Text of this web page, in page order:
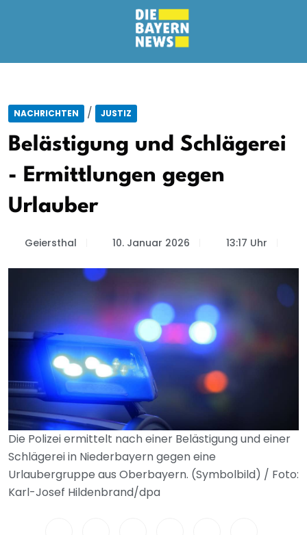
NACHRICHTEN / JUSTIZ
Belästigung und Schlägerei
- Ermittlungen gegen
Urlauber
Geiersthal 10. Januar 2026 13:17 Uhr
Die Polizei ermittelt nach einer Belästigung und einer
Schlägerei in Niederbayern gegen eine
Urlaubergruppe aus Oberbayern. (Symbolbild) / Foto:
Karl-Josef Hildenbrand/dpa